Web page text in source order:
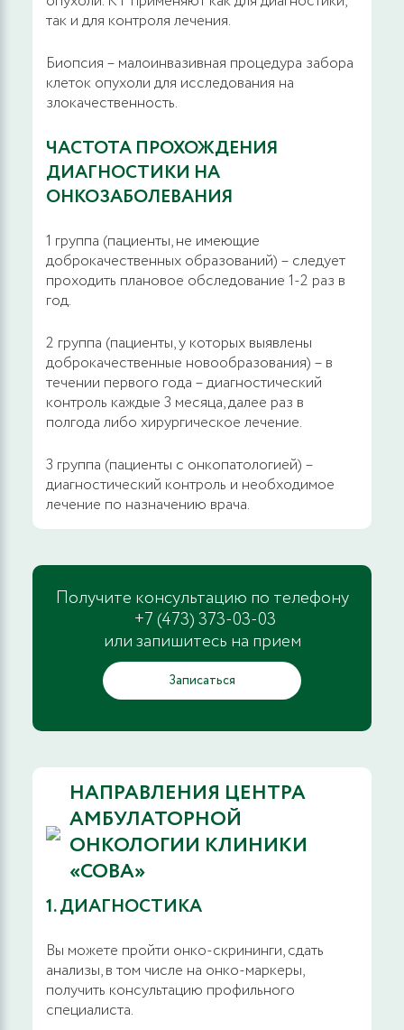
так и для контроля лечения.
Биопсия – малоинвазивная процедура забора
клеток опухоли для исследования на
злокачественность.
ЧАСТОТА ПРОХОЖДЕНИЯ
ДИАГНОСТИКИ НА
ОНКОЗАБОЛЕВАНИЯ
1 группа (пациенты, не имеющие
доброкачественных образований) – следует
проходить плановое обследование 1-2 раз в
год.
2 группа (пациенты, у которых выявлены
доброкачественные новообразования) – в
течении первого года – диагностический
контроль каждые 3 месяца, далее раз в
полгода либо хирургическое лечение.
3 группа (пациенты с онкопатологией) –
диагностический контроль и необходимое
лечение по назначению врача.
Получите консультацию по телефону
+7 (473) 373-03-03
или запишитесь на прием
Записаться
НАПРАВЛЕНИЯ ЦЕНТРА
АМБУЛАТОРНОЙ
ОНКОЛОГИИ КЛИНИКИ
«СОВА»
1. ДИАГНОСТИКА
Вы можете пройти онко-скрининги, сдать
анализы, в том числе на онко-маркеры,
получить консультацию профильного
специалиста.